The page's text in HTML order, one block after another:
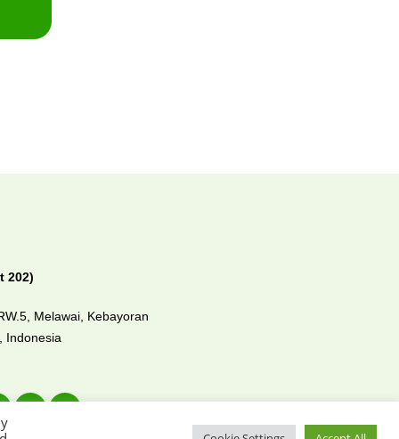
202)
Melawai, Kebayoran
Indonesia